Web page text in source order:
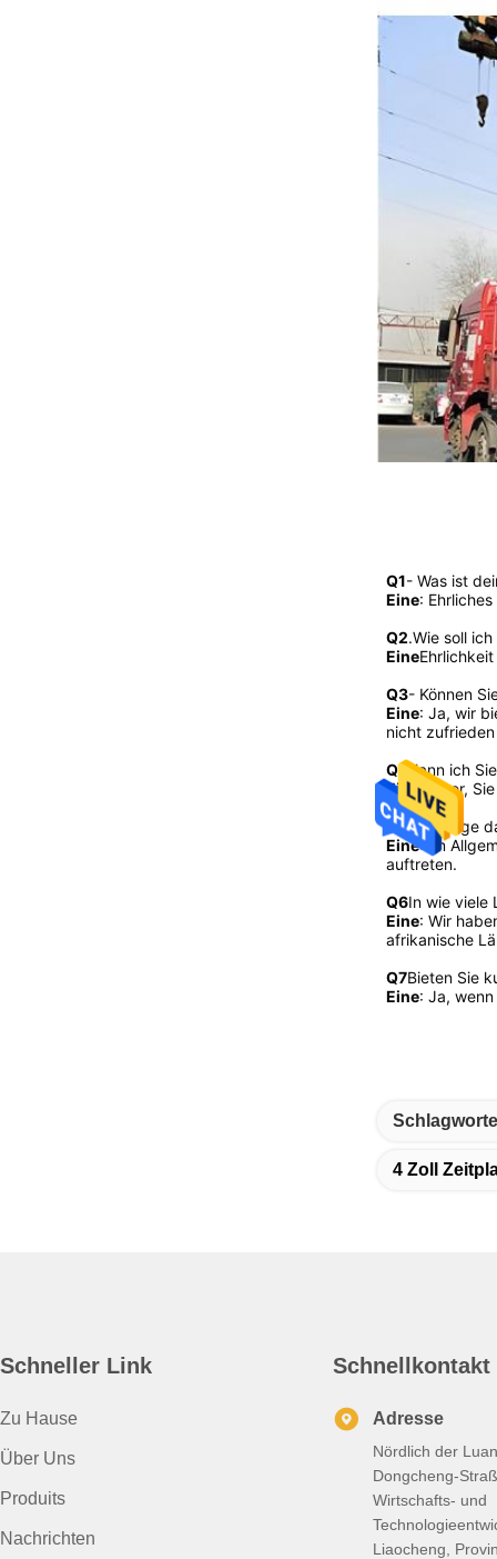
Q1- Was ist
Eine:
Q2.Wie soll
Eine
Q3- Können
Eine: Ja, wir
nicht
Q4Kann ich
EineSicher,
Q5Wie lange
Eine: Im
auftreten.
Q6In wie viele
Eine: Wir
afrikanische
Q7Bieten Sie
Eine: Ja,
4 Zoll
Schneller Link
Zu Hause
Über Uns
Produits
Nachrichten
Schnellkontakt
Adresse
Nördlich der
Dongcheng-
Wirtschafts- und
Liaocheng,